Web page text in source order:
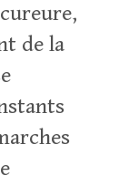
de la